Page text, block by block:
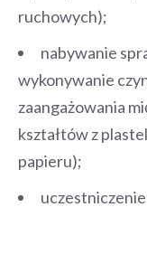
ruchowych);
nabywanie
wykonywanie
zaangażowania
kształtów z
papieru);